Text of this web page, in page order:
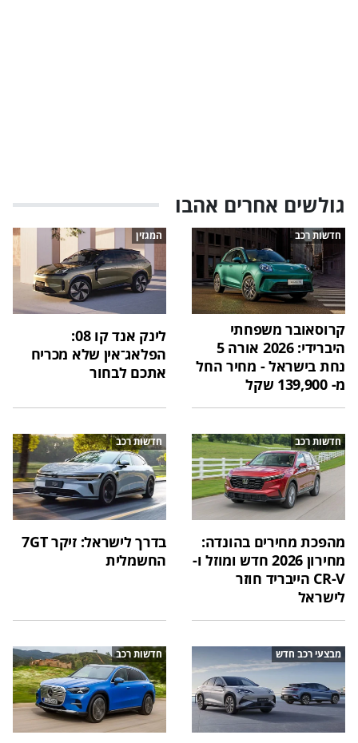
גולשים אחרים אהבו
חדשות רכב
קרוסאובר משפחתי
היברידי: 2026 אורה 5
נחת בישראל - מחיר החל
מ- 139,900 שקל
המגזין
לינק אנד קו 08:
הפלאג־אין שלא מכריח
אתכם לבחור
חדשות רכב
מהפכת מחירים בהונדה:
מחירון 2026 חדש ומוזל ו-
CR-V הייבריד חוזר
לישראל
חדשות רכב
בדרך לישראל: זיקר 7GT
החשמלית
מבצעי רכב חדש חדשות רכב